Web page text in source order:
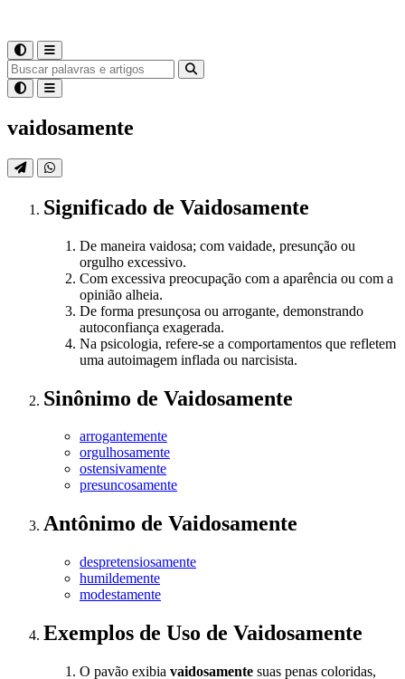
vaidosamente
Significado de Vaidosamente
De maneira vaidosa; com vaidade, presunção ou
orgulho excessivo.
Com excessiva preocupação com a aparência ou com a
opinião alheia.
De forma presunçosa ou arrogante, demonstrando
autoconfiança exagerada.
Na psicologia, refere-se a comportamentos que refletem
uma autoimagem inflada ou narcisista.
Sinônimo de Vaidosamente
arrogantemente
orgulhosamente
ostensivamente
presuncosamente
Antônimo de Vaidosamente
despretensiosamente
humildemente
modestamente
Exemplos de Uso de Vaidosamente
O pavão exibia vaidosamente suas penas coloridas,